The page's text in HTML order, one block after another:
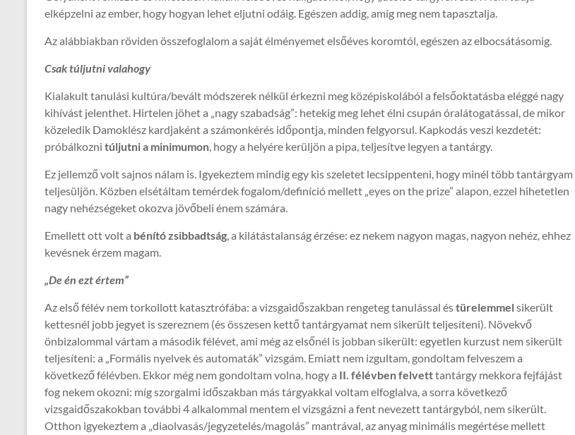
elképzelni az ember, hogy hogyan lehet eljutni odáig. Egészen addig, amíg meg nem tapasztalja.
Az alábbiakban röviden összefoglalom a saját élményemet elsőéves koromtól, egészen az elbocsátásomig.
Csak túljutni valahogy
Kialakult tanulási kultúra/bevált módszerek nélkül érkezni meg középiskolából a felsőoktatásba eléggé nagy
kihívást jelenthet. Hirtelen jöhet a „nagy szabadság”: hetekig meg lehet élni csupán óralátogatással, de mikor
közeledik Damoklész kardjaként a számonkérés időpontja, minden felgyorsul. Kapkodás veszi kezdetét:
próbálkozni túljutni a minimumon, hogy a helyére kerüljön a pipa, teljesítve legyen a tantárgy.
Ez jellemző volt sajnos nálam is. Igyekeztem mindig egy kis szeletet lecsippenteni, hogy minél több tantárgyam
teljesüljön. Közben elsétáltam temérdek fogalom/definíció mellett „eyes on the prize” alapon, ezzel hihetetlen
nagy nehézségeket okozva jövőbeli énem számára.
Emellett ott volt a bénító zsibbadtság, a kilátástalanság érzése: ez nekem nagyon magas, nagyon nehéz, ehhez
kevésnek érzem magam.
„De én ezt értem”
Az első félév nem torkollott katasztrófába: a vizsgaidőszakban rengeteg tanulással éstürelemmelsikerült
kettesnél jobb jegyet is szereznem (és összesen kettő tantárgyamat nem sikerült teljesíteni). Növekvő
önbizalommal vártam a második félévet, ami még az elsőnél is jobban sikerült: egyetlen kurzust nem sikerült
teljesíteni: a „Formális nyelvek és automaták” vizsgám. Emiatt nem izgultam, gondoltam felveszem a
következő félévben. Ekkor még nem gondoltam volna, hogy a II. félévben felvetttantárgy mekkora fejfájást
fog nekem okozni: míg szorgalmi időszakban más tárgyakkal voltam elfoglalva, a sorra következő
vizsgaidőszakokban további 4 alkalommal mentem el vizsgázni a fent nevezett tantárgyból, nem sikerült.
Otthon igyekeztem a „diaolvasás/jegyzetelés/magolás” mantrával, az anyag minimális megértése mellett